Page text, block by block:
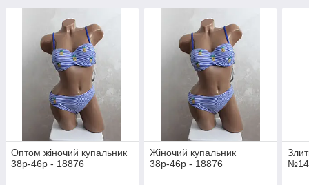
Оптом жіночий купальник
38р-46р - 18876
Жіночий купальник
38р-46р - 18876